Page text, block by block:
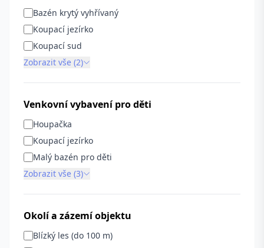
Bazén krytý vyhřívaný
Koupací jezírko
Koupací sud
Zobrazit vše (2)
Venkovní vybavení pro děti
Houpačka
Koupací jezírko
Malý bazén pro děti
Zobrazit vše (3)
Okolí a zázemí objektu
Blízký les (do 100 m)